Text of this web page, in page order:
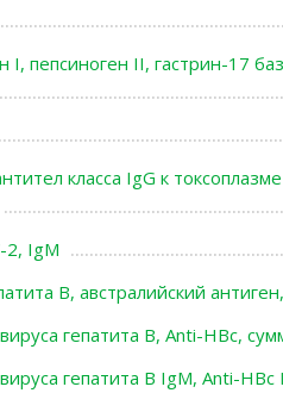
I, пепсиноген II, гастрин-17
класса IgG к
2, IgМ
В, австралийский
гепатита В, Anti-HBc,
гепатита В IgM, Anti-HBc